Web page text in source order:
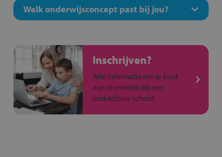
Welk onderwijsconcept past bij jou?
Inschrijven?
Alle informatie om je kind
aan te melden bij een
middelbare school.